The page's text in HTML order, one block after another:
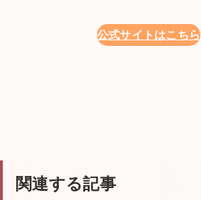
公式サイトはこちら
関連する記事